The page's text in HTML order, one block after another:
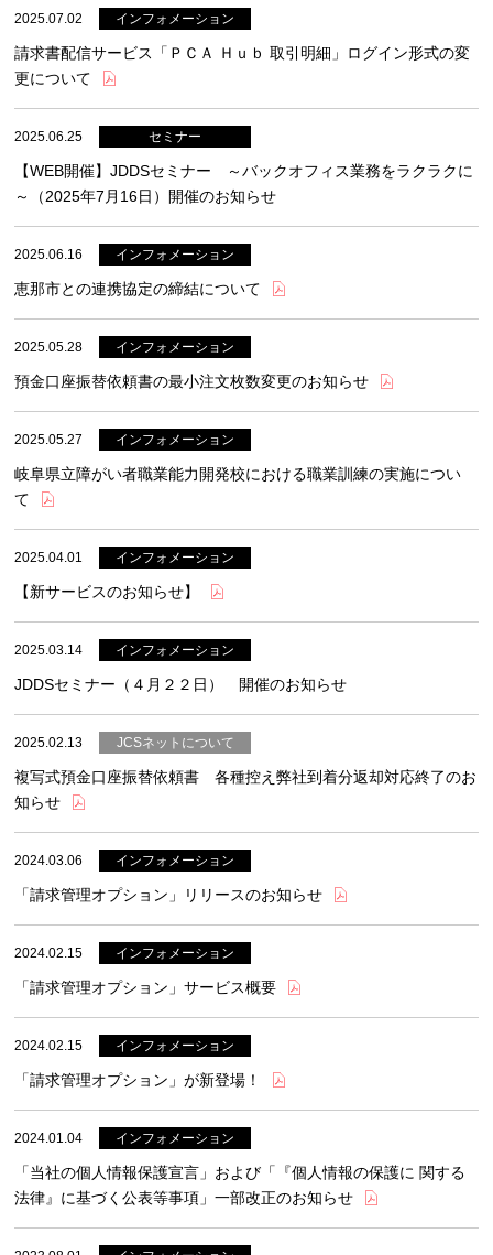
2025.07.02
請求書配信サービス「ＰＣＡ Ｈｕｂ 取引明細」ログイン形式の変
更について
2025.06.25
【WEB開催】JDDSセミナー ～バックオフィス業務をラクラクに
～（2025年7月16日）開催のお知らせ
2025.06.16
恵那市との連携協定の締結について
2025.05.28
預金口座振替依頼書の最小注文枚数変更のお知らせ
2025.05.27
岐阜県立障がい者職業能力開発校における職業訓練の実施につい
て
2025.04.01
【新サービスのお知らせ】
2025.03.14
JDDSセミナー（４月２２日） 開催のお知らせ
2025.02.13
複写式預金口座振替依頼書 各種控え弊社到着分返却対応終了のお
知らせ
2024.03.06
「請求管理オプション」リリースのお知らせ
2024.02.15
「請求管理オプション」サービス概要
2024.02.15
「請求管理オプション」が新登場！
2024.01.04
「当社の個人情報保護宣言」および「『個人情報の保護に 関する
法律』に基づく公表等事項」一部改正のお知らせ